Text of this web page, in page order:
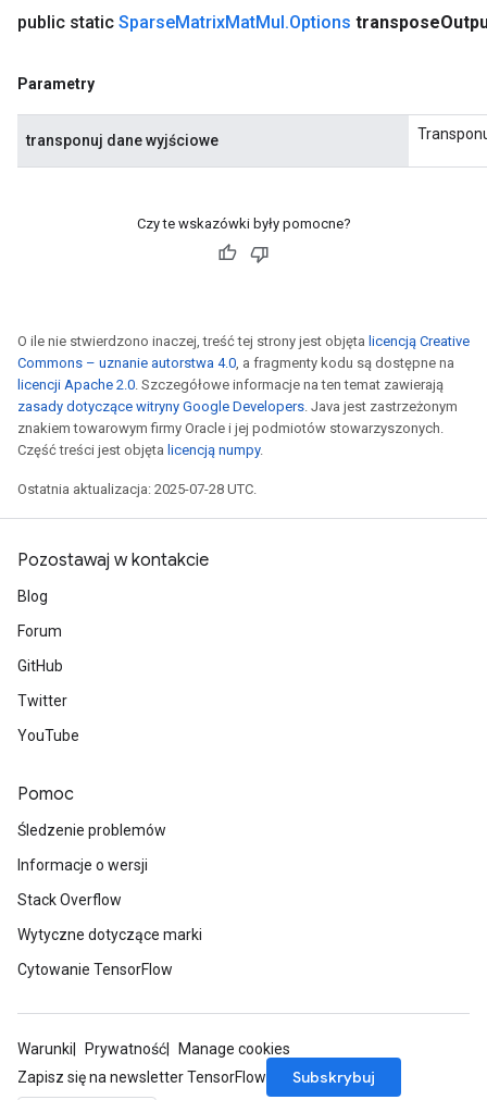
public static SparseMatrixMatMul.Options transpose
Parametry
transponuj dane wyjściowe
Czy te wskazówki były pomocne?
O ile nie stwierdzono inaczej, treść tej strony jest objęta licencją Creative
Commons – uznanie autorstwa 4.0, a fragmenty kodu są dostępne na
licencji Apache 2.0. Szczegółowe informacje na ten temat zawierają
zasady dotyczące witryny Google Developers. Java jest zastrzeżonym
znakiem towarowym firmy Oracle i jej podmiotów stowarzyszonych.
Część treści jest objęta licencją numpy.
Ostatnia aktualizacja: 2025-07-28 UTC.
Pozostawaj w kontakcie
Blog
Forum
GitHub
Twitter
YouTube
Pomoc
Śledzenie problemów
Informacje o wersji
Stack Overflow
Wytyczne dotyczące marki
Cytowanie TensorFlow
Warunki Prywatność
Manage cookies
Zapisz się na newsletter TensorFlow
Subskrybuj